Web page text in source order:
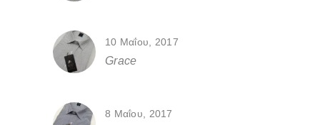
10 Μαΐου, 2017
Grace
8 Μαΐου, 2017